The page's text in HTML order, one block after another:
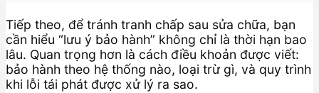
Tiếp theo, để tránh tranh chấp sau sửa chữa, bạn
cần hiểu “lưu ý bảo hành” không chỉ là thời hạn bao
lâu. Quan trọng hơn là cách điều khoản được viết:
bảo hành theo hệ thống nào, loại trừ gì, và quy trình
khi lỗi tái phát được xử lý ra sao.